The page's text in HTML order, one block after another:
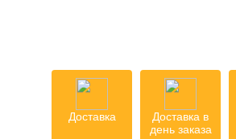
Доставка
Доставка в
день заказа